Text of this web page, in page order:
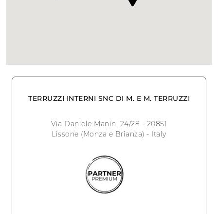
TERRUZZI INTERNI SNC DI M. E M. TERRUZZI
Via Daniele Manin, 24/28 - 20851
Lissone (Monza e Brianza) - Italy